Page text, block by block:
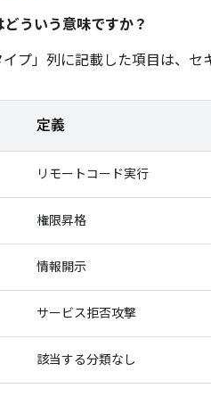
ういう意味ですか？
プ」 列に記載した項目は、セ
定義
リモートコード実行
権限昇格
情報開示
サービス拒否攻撃
該当する分類なし